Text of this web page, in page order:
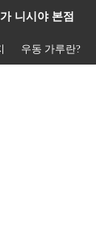
니시야 본점
우동 가루란?